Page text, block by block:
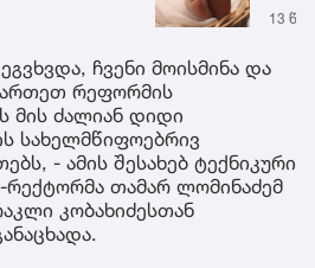
დინებამ
13
ჩვენი მოისმინა და
რეფორმის
მის ძალიან დიდი
სახელმწიფოებრივ
- ამის შესახებ ტექნიკური
რექტორმა თამარ ლომინაძემ
კობახიძესთან